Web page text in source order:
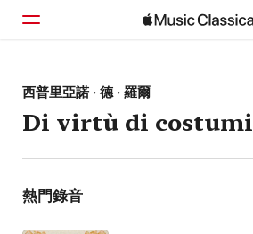
首頁
瀏覽
搜尋
西普里亞諾 · 德 · 羅爾
Di virtù di costumi
熱門錄音